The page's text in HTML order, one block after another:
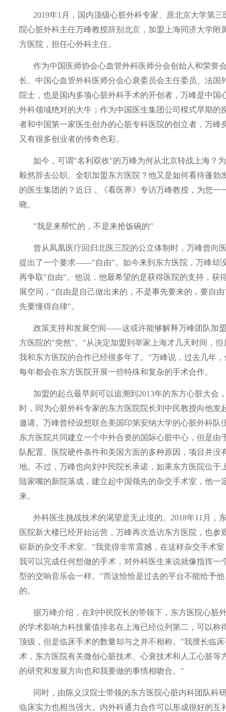
2019年1 月，国内顶级心脏外科专家、原北京大学第三
院心脏外科主任万峰教授辞别北京，加盟上海同济大学附
方医院，担任心外科主任。
作为中国医师协会心血管外科医师分会创始人和荣誉
长、中国心血管外科医师分会心衰委员会主任委员、法国
院士，也是国内多项心脏外科手术的开创者，万峰是中国
外科领域绝对的大牛；作为中国医生集团公司模式早期的
者和中国第一家医生创办的心脏专科医院的创立者，万峰
又有很多创业者的传奇色彩。
如今，可谓"名利双收"的万峰为何从北京转战上海？
毅然辞去公职、全职加盟东方医院？他又是如何看待蓬勃
的医生集团的？近日，《看医界》专访万峰教授，为您一
晓。
"我是来帮忙的，不是来抢饭碗的"
曾从凤凰医疗回归北医三院的公立体制时，万峰曾向
提出了一个要求——"自由"。如今来到东方医院，万峰却
再争取"自由"。他说，他最希望的是获得医院的支持，获
展空间，"自由是自己做出来的，不是事先要来的，要自由
先要懂得自律"。
政策支持和发展空间——这或许能够解释万峰团队加
方医院的"突然"。"从决定加盟到举家上海才几天时间，但
我和东方医院的合作已经很多年了。"万峰说，过去几年，
每年都会在东方医院开展一些特殊和复杂的手术合作。
加盟的起点最早则可以追溯到 2013年的东方心脏大会
时，同为心脏外科专家的东方医院院长刘中民教授向他发
邀请。万峰曾经设想联合美国印第安纳大学的心脏外科队
东方医院共同建立一个中外合资的国际心脏中心，但是由
队配置、医院硬件条件和美国方面的多种原因，项目并没
地。不过，万峰也向刘中民院长承诺，如果东方医院位于
陆家嘴的新院落成，建立起中国领先的杂交手术室，他一
来。
外科医生挑战技术的渴望是无止境的。 2018年11 月，
医院新大楼已经开始运营，万峰再次造访东方医院，也参
崭新的杂交手术室。"我觉得非常震撼，在这样杂交手术室
我可以完成任何想做的手术，对外科医生来说就像指挥一
型的交响音乐会一样。"而这恰恰是过去的平台不能给予他
的。
据万峰介绍，在刘中民院长的带领下，东方医院心脏
的学术影响力科技量值排名在上海已经位列第二，可以称
顶级，但是临床手术的数量却与之并不相称。"我擅长临床
术，东方医院有关微创心脏技术、心衰技术和人工心脏等
的研究和发展方向也和我要做的事情相吻合。"
同时，由陈义汉院士带领的东方医院心脏内科团队科
临床实力也相当强大。内外科通力合作可以形成很好的互